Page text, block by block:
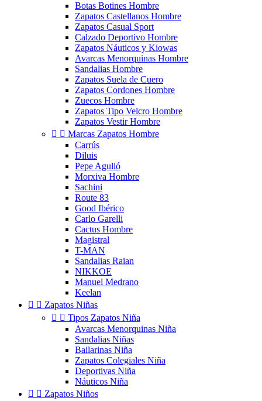
Botas Botines Hombre
Zapatos Castellanos Hombre
Zapatos Casual Sport
Calzado Deportivo Hombre
Zapatos Náuticos y Kiowas
Avarcas Menorquinas Hombre
Sandalias Hombre
Zapatos Suela de Cuero
Zapatos Cordones Hombre
Zuecos Hombre
Zapatos Tipo Velcro Hombre
Zapatos Vestir Hombre
  Marcas Zapatos Hombre
Carrús
Diluis
Pepe Agulló
Morxiva Hombre
Sachini
Route 83
Good Ibérico
Carlo Garelli
Cactus Hombre
Magistral
T-MAN
Sandalias Raian
NIKKOE
Manuel Medrano
Keelan
  Zapatos Niñas
  Tipos Zapatos Niña
Avarcas Menorquinas Niña
Sandalias Niñas
Bailarinas Niña
Zapatos Colegiales Niña
Deportivas Niña
Náuticos Niña
  Zapatos Niños